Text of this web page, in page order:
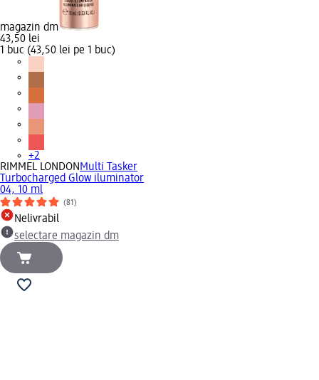
magazin dm
43,50 lei
1 buc (43,50 lei pe 1 buc)
+2
RIMMEL LONDON Multi Tasker
Turbocharged Glow iluminator
04, 10 ml
(81)
Nelivrabil
selectare magazin dm